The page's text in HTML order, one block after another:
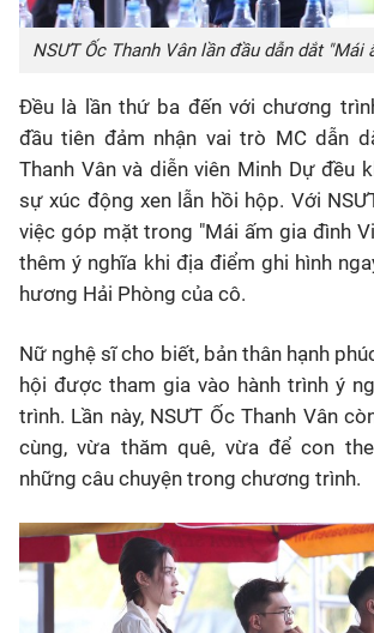
NSƯT Ốc Thanh Vân lần đầu dẫn dắt "Mái
Đều là lần thứ ba đến với chương
đầu tiên đảm nhận vai trò MC dẫn
Thanh Vân và diễn viên Minh Dự đều
sự xúc động xen lẫn hồi hộp. Với
việc góp mặt trong "Mái ấm gia đình
thêm ý nghĩa khi địa điểm ghi hình
hương Hải Phòng của cô.
Nữ nghệ sĩ cho biết, bản thân hạnh
hội được tham gia vào hành trình ý
trình. Lần này, NSƯT Ốc Thanh Vân
cùng, vừa thăm quê, vừa để con
những câu chuyện trong chương trình.